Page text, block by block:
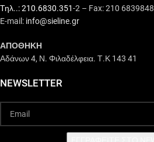
Τηλ..: 210.6830.351-2 – Fax: 210 6839848
E-mail: info@sieline.gr
ΑΠΟΘΗΚΗ
Αδάνων 4, Ν. Φιλαδέλφεια. Τ.Κ 143 41
NEWSLETTER